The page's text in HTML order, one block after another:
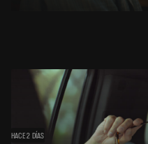
HACE 2 DÍAS